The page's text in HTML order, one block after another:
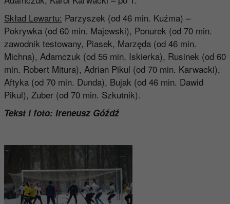
Skład Lewartu: Parzyszek (od 46 min. Kuźma) –
Pokrywka (od 60 min. Majewski), Ponurek (od 70 min.
zawodnik testowany, Piasek, Marzęda (od 46 min.
Michna), Adamczuk (od 55 min. Iskierka), Rusinek (od 60
min. Robert Mitura), Adrian Pikul (od 70 min. Karwacki),
Aftyka (od 70 min. Dunda), Bujak (od 46 min. Dawid
Pikul), Zuber (od 70 min. Szkutnik).
Tekst i foto: Ireneusz Góźdź